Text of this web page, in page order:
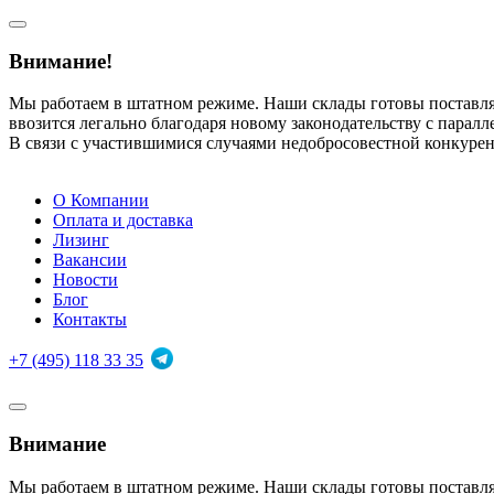
Внимание!
Мы работаем в штатном режиме. Наши склады готовы
ввозится легально благодаря новому законодательству с
В связи с участившимися случаями недобросовестной
О Компании
Оплата и доставка
Лизинг
Вакансии
Новости
Блог
Контакты
+7 (495) 118 33 35
Внимание
Мы работаем в штатном режиме. Наши склады готовы